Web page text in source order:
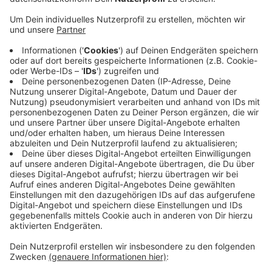
Anzeige
Bei dem soll vor allem die 5G-Kommunikation genutzt
werden, die sowohl in neuen Smartphones vorhanden
ist als auch bald in vielen Autos zur Verfügung stehen
wird. Die Technik wird mit der Verbindung durch
Sensoren aus zum Beispiel Radaranlagen oder
Kameras Gefahrensituationen im Vorfeld erkennen und
den Verkehrsteilnehmer warnen können.
Das Projekt der Hochschule Niederrhein wird mit
insgesamt 287.000 Euro vom Land NRW bis Ende 2022
gefördert.
Anzeige